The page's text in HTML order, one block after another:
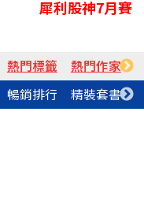
犀利股神7月賽
熱門標籤 熱門作家
暢銷排行 精裝套書